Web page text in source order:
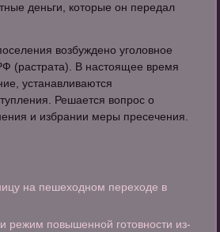
деньги, которые он передал
возбуждено уголовное
(растрата). В настоящее время
устанавливаются
Решается вопрос о
и избрании меры пресечения.
на пешеходном переходе в
режим повышенной готовности из-